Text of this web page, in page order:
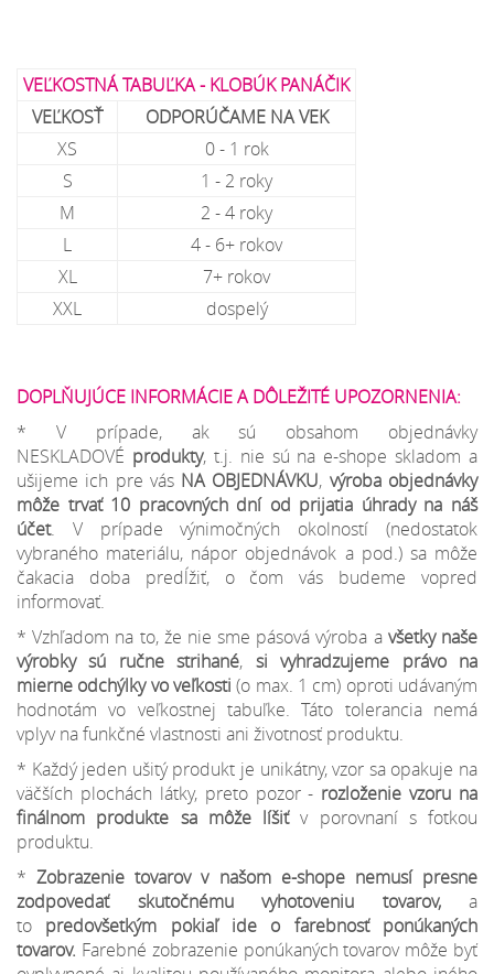
VEĽKOSTNÁ TABUĽKA - KLOBÚK PANÁČIK
VEĽKOSŤ
ODPORÚČAME NA VEK
XS
0 - 1 rok
S
1 - 2 roky
M
2 - 4 roky
L
4 - 6+ rokov
XL
7+ rokov
XXL
dospelý
DOPLŇUJÚCE INFORMÁCIE A DÔLEŽITÉ UPOZORNENIA:
* V prípade, ak sú obsahom objednávky
NESKLADOVÉ produkty, t.j. nie sú na e-shope skladom a
ušijeme ich pre vásNA OBJEDNÁVKU, výroba objednávky
môže trvať 10 pracovných dní od prijatia úhrady na náš
účet. V prípade výnimočných okolností (nedostatok
vybraného materiálu, nápor objednávok a pod.) sa môže
čakacia doba predĺžiť, o čom vás budeme vopred
informovať.
* Vzhľadom na to, že nie sme pásová výroba a všetky naše
výrobky sú ručne strihané, si vyhradzujeme právo na
mierne odchýlky vo veľkosti (o max. 1 cm) oproti udávaným
hodnotám vo veľkostnej tabuľke. Táto tolerancia nemá
vplyv na funkčné vlastnosti ani životnosť produktu.
* Každý jeden ušitý produkt je unikátny, vzor sa opakuje na
väčších plochách látky, preto pozor - rozloženie vzoru na
finálnom produkte sa môže líšiťv porovnaní s fotkou
produktu.
*Zobrazenie tovarov v našom e-shope nemusí presne
zodpovedať skutočnému vyhotoveniu tovarov,a
to predovšetkým pokiaľ ide o farebnosť ponúkaných
tovarov. Farebné zobrazenie ponúkaných tovarov môže byť